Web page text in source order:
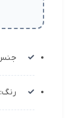
جنس: